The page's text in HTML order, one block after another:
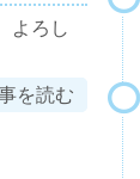
よろし
を読む